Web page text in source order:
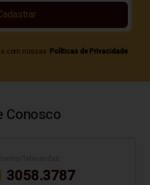
com nossas Políticas de Privacidade
Conosco
3058.3787